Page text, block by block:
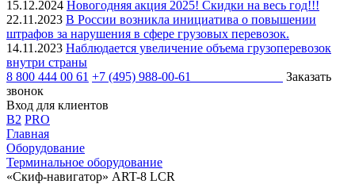
15.12.2024 Новогодняя акция 2025! Скидки на весь год!!!
22.11.2023 В России возникла инициатива о повышении
штрафов за нарушения в сфере грузовых перевозок.
14.11.2023 Наблюдается увеличение объема грузоперевозок
внутри страны
8 800 444 00 61 +7 (495) 988-00-61
Заказать
звонок
Вход для клиентов
B2 PRO
Главная
Оборудование
Терминальное оборудование
«Скиф-навигатор» ART-8 LCR